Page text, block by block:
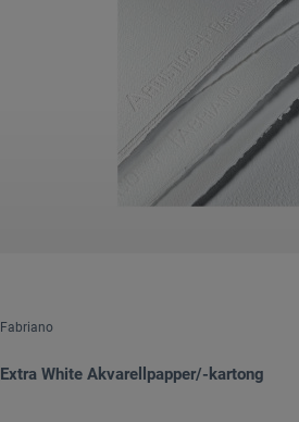
Fabriano
Extra White Akvarellpapper/-kartong